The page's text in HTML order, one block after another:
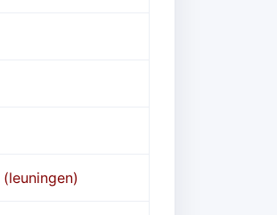
(leuningen)